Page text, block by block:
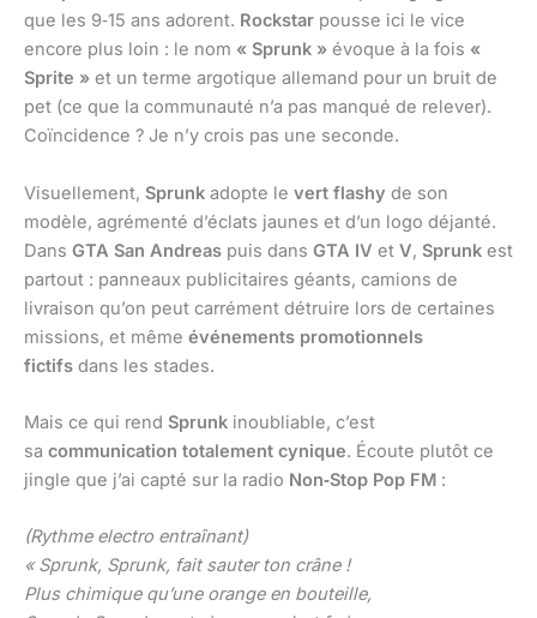
que les 9‑15 ans adorent. Rockstar pousse ici le vice
encore plus loin : le nom « Sprunk » évoque à la fois «
Sprite » et un terme argotique allemand pour un bruit de
pet (ce que la communauté n’a pas manqué de relever).
Coïncidence ? Je n’y crois pas une seconde.
Visuellement, Sprunk adopte le vert flashy de son
modèle, agrémenté d’éclats jaunes et d’un logo déjanté.
Dans GTA San Andreas puis dans GTA IV et V, Sprunk est
partout : panneaux publicitaires géants, camions de
livraison qu’on peut carrément détruire lors de certaines
missions, et même événements promotionnels
fictifs dans les stades.
Mais ce qui rend Sprunk inoubliable, c’est
sa communication totalement cynique. Écoute plutôt ce
jingle que j’ai capté sur la radio Non‑Stop Pop FM :
(Rythme electro entraînant)
« Sprunk, Sprunk, fait sauter ton crâne !
Plus chimique qu’une orange en bouteille,